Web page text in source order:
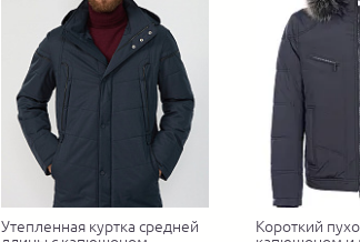
Утепленная куртка средней
Короткий